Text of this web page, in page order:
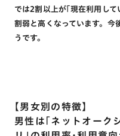
では2割以上が｢現在利用し
割弱と高くなっています。今
うです。
【男女別の特徴】
男性は｢ネットオーク